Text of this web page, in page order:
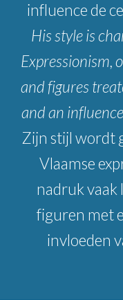
influence de
His style is
Expressionism,
and figures
and an
Zijn stijl wordt
Vlaamse
nadruk vaak
figuren met
invloeden